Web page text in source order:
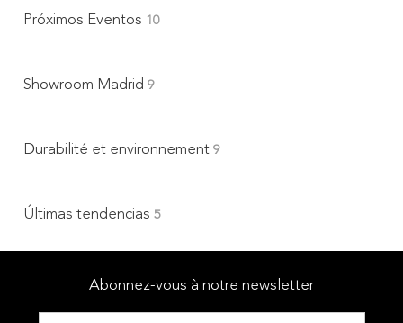
Próximos Eventos 10
Showroom Madrid 9
Durabilité et environnement 9
Últimas tendencias 5
Abonnez-vous à notre newsletter